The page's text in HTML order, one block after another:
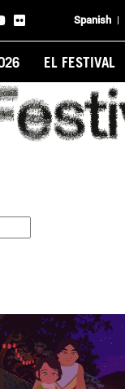
Spanish
EL FESTIVAL